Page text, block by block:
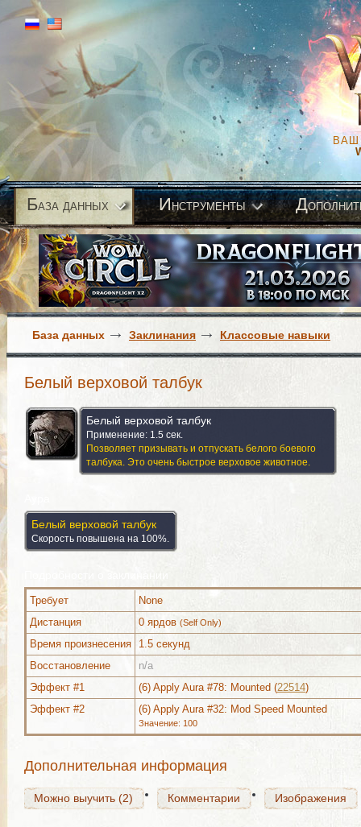
ВАШ
База данных Инструменты Д
База данных Заклинания Классовые навыки
Белый верховой талбук
Белый верховой талбук
Применение: 1.5 сек.
Позволяет призывать и отпускать белого боевого
талбука. Это очень быстрое верховое животное.
Белый верховой талбук
Скорость повышена на 100%.
Требует
None
Дистанция
0 ярдов (Self Only)
Время произнесения
1.5 секунд
Восстановление
n/a
Эффект #1
(6) Apply Aura #78: Mounted (22514)
Эффект #2
(6) Apply Aura #32: Mod Speed Mounted
Значение: 100
Дополнительная информация
Можно выучить (2)
Можно выучить (2) Комментарии Изображения
Можно выучить (2) Комментарии Изображения